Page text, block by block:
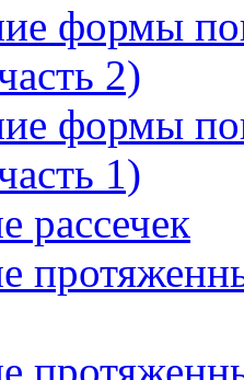
формы
2)
формы
1)
рассечек